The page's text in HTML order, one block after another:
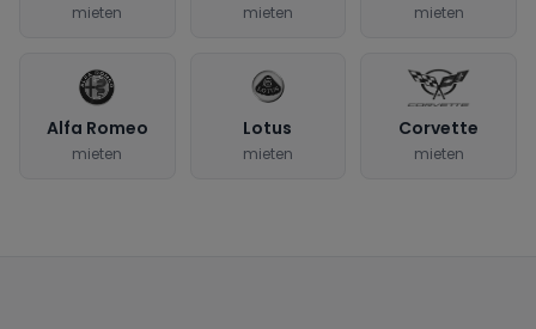
mieten mieten mieten
Alfa Romeo
mieten
Lotus
mieten
Corvette
mieten